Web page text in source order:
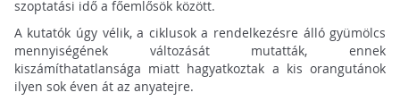
szoptatási idő a főemlősök között.
A kutatók úgy vélik, a ciklusok a rendelkezésre álló gyümölcs
mennyiségének változását mutatták, ennek
kiszámíthatatlansága miatt hagyatkoztak a kis orangutánok
ilyen sok éven át az anyatejre.